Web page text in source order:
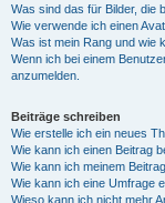
Was sind das für Bilder, die
Wie verwende ich einen
Was ist mein Rang und wie
Wenn ich bei einem
anzumelden.
Beiträge schreiben
Wie erstelle ich ein neues
Wie kann ich einen Beitrag
Wie kann ich meinem
Wie kann ich eine Umfrage
Wieso kann ich nicht mehr